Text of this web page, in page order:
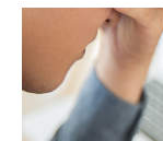
прослушивания
наставников,
приглашённых
фестивальные
фестивале
Челябинской,
областей, Ханты-